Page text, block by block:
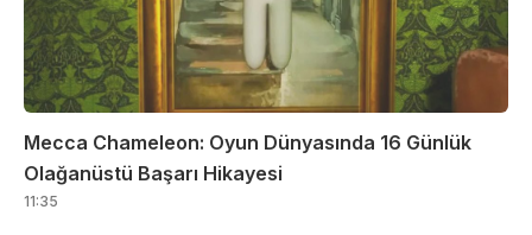
Mecca Chameleon: Oyun Dünyasında 16 Günlük
Olağanüstü Başarı Hikayesi
11:35